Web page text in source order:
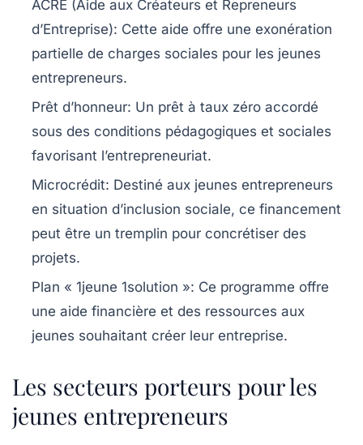
ACRE (Aide aux Créateurs et Repreneurs
d’Entreprise): Cette aide offre une exonération
partielle de charges sociales pour les jeunes
entrepreneurs.
Prêt d’honneur: Un prêt à taux zéro accordé
sous des conditions pédagogiques et sociales
favorisant l’entrepreneuriat.
Microcrédit: Destiné aux jeunes entrepreneurs
en situation d’inclusion sociale, ce financement
peut être un tremplin pour concrétiser des
projets.
Plan « 1jeune 1solution »: Ce programme offre
une aide financière et des ressources aux
jeunes souhaitant créer leur entreprise.
Les secteurs porteurs pour les
jeunes entrepreneurs